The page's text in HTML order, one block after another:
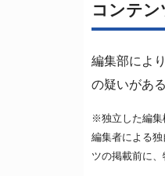
コンテ
編集部によ
の疑いがあ
※独立した編集
編集者による
ツの掲載前に